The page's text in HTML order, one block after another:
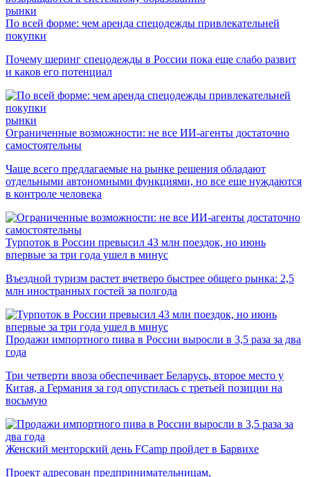
рынки
По всей форме: чем аренда спецодежды привлекательней
покупки
Почему шеринг спецодежды в России пока еще слабо развит
и каков его потенциал
рынки
Ограниченные возможности: не все ИИ-агенты достаточно
самостоятельны
Чаще всего предлагаемые на рынке решения обладают
отдельными автономными функциями, но все еще нуждаются
в контроле человека
Турпоток в России превысил 43 млн поездок, но июнь
впервые за три года ушел в минус
Въездной туризм растет вчетверо быстрее общего рынка: 2,5
млн иностранных гостей за полгода
Продажи импортного пива в России выросли в 3,5 раза за два
года
Три четверти ввоза обеспечивает Беларусь, второе место у
Китая, а Германия за год опустилась с третьей позиции на
восьмую
Женский менторский день FCamp пройдет в Барвихе
Проект адресован предпринимательницам,